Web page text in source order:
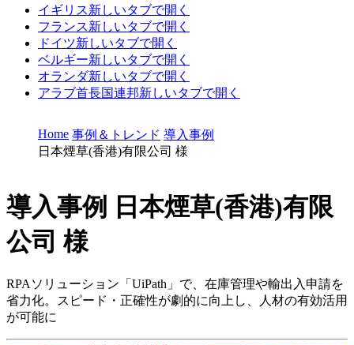
イギリス新しいタブで開く
フランス新しいタブで開く
ドイツ新しいタブで開く
ベルギー新しいタブで開く
オランダ新しいタブで開く
アラブ首長国連邦新しいタブで開く
Home 事例＆トレンド 導入事例
日本煙草(香港)有限公司 様
導入事例
日本煙草(香港)有限
公司 様
RPAソリューション「UiPath」で、在庫管理や輸出入申請を
省力化。スピード・正確性が劇的に向上し、人材の有効活用
が可能に